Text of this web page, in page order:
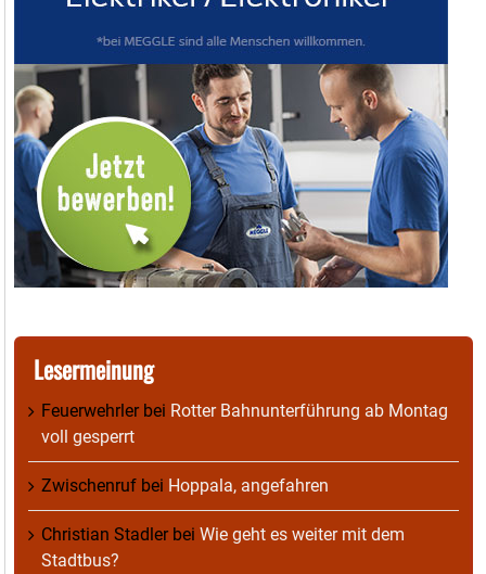
Lesermeinung
Feuerwehrlerbei Rotter Bahnunterführung ab Montag
voll gesperrt
Zwischenruf bei Hoppala, angefahren
Christian Stadlerbei Wie geht es weiter mit dem
Stadtbus?